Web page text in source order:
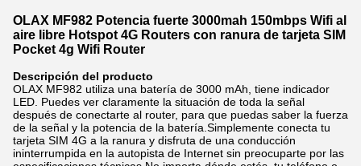
OLAX MF982 Potencia fuerte 3000mah 150mbps Wifi al
aire libre Hotspot 4G Routers con ranura de tarjeta SIM
Pocket 4g Wifi Router
Descripción del producto
OLAX MF982 utiliza una batería de 3000 mAh, tiene indicador
LED. Puedes ver claramente la situación de toda la señal
después de conectarte al router, para que puedas saber la fuerza
de la señal y la potencia de la batería.Simplemente conecta tu
tarjeta SIM 4G a la ranura y disfruta de una conducción
ininterrumpida en la autopista de Internet sin preocuparte por las